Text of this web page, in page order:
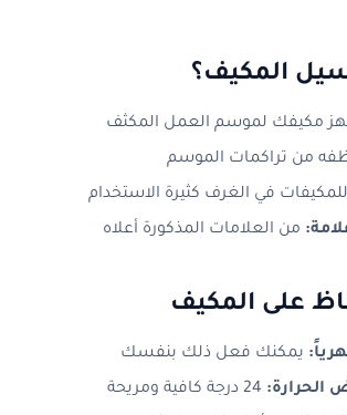
المكيف؟
مكيفك لموسم العمل المكثف
من تراكمات الموسم
للمكيفات في الغرف كثيرة الاستخدام
من العلامات المذكورة أعلاه
على المكيف
يمكنك فعل ذلك بنفسك
الحرارة: